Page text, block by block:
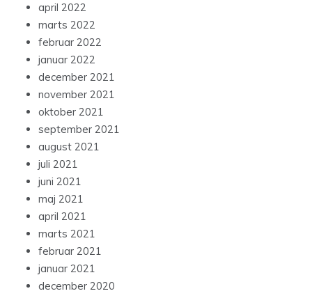
april 2022
marts 2022
februar 2022
januar 2022
december 2021
november 2021
oktober 2021
september 2021
august 2021
juli 2021
juni 2021
maj 2021
april 2021
marts 2021
februar 2021
januar 2021
december 2020